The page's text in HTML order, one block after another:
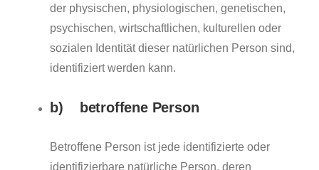
der physischen, physiologischen, genetischen,
psychischen, wirtschaftlichen, kulturellen oder
sozialen Identität dieser natürlichen Person sind,
identifiziert werden kann.
b) betroffene Person
Betroffene Person ist jede identifizierte oder
identifizierbare natürliche Person, deren